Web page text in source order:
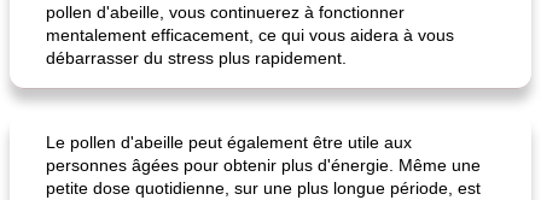
pollen d'abeille, vous continuerez à fonctionner
mentalement efficacement, ce qui vous aidera à vous
débarrasser du stress plus rapidement.
Le pollen d'abeille peut également être utile aux
personnes âgées pour obtenir plus d'énergie. Même une
petite dose quotidienne, sur une plus longue période, est